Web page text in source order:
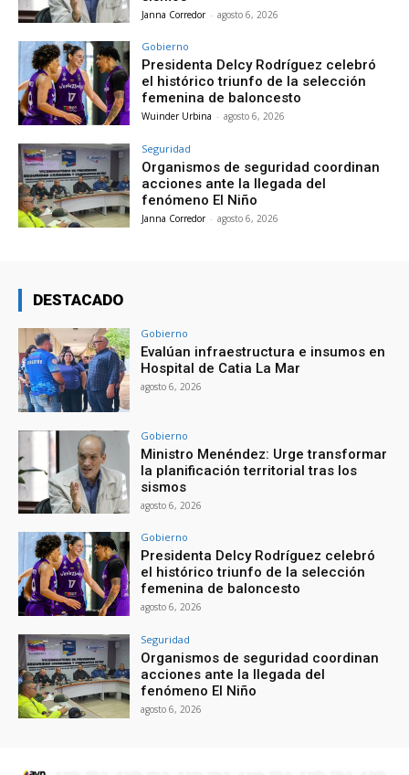
Janna Corredor - agosto 6, 2026
Gobierno
Presidenta Delcy Rodríguez celebró
el histórico triunfo de la selección
femenina de baloncesto
Wuinder Urbina - agosto 6, 2026
Seguridad
Organismos de seguridad coordinan
acciones ante la llegada del
fenómeno El Niño
Janna Corredor - agosto 6, 2026
DESTACADO
Gobierno
Evalúan infraestructura e insumos en
Hospital de Catia La Mar
agosto 6, 2026
Gobierno
Ministro Menéndez: Urge transformar
la planificación territorial tras los
sismos
agosto 6, 2026
Gobierno
Presidenta Delcy Rodríguez celebró
el histórico triunfo de la selección
femenina de baloncesto
agosto 6, 2026
Seguridad
Organismos de seguridad coordinan
acciones ante la llegada del
fenómeno El Niño
agosto 6, 2026